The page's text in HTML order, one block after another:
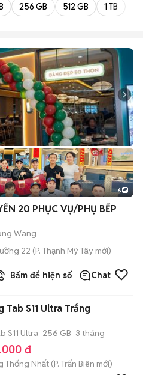
256 GB 512 GB 1 TB
+2
6
20 PHỤC VỤ/PHỤ BẾP
Wang
22 (P. Thạnh Mỹ Tây mới)
Bấm để hiện số Chat
Tab S11 Ultra Trắng
S11 Ultra 256 GB 3 tháng
đ
Thống Nhất (P. Trấn Biên mới)